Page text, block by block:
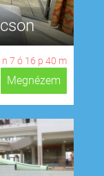
n 7 ó 16 p 39 m
Megnézem